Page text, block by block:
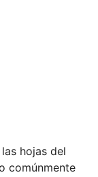
hojas del
comúnmente